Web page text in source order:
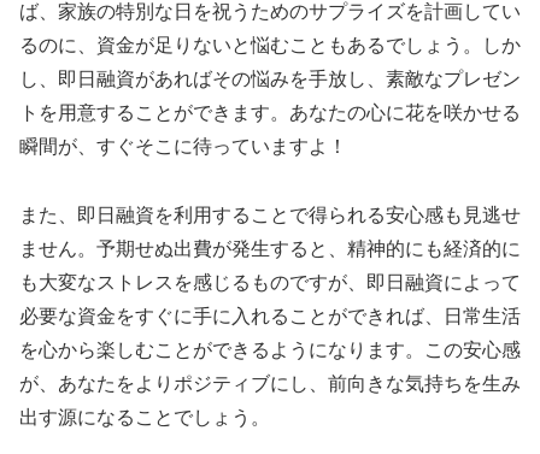
ば、家族の特別な日を祝うためのサプライズを計画してい
るのに、資金が足りないと悩むこともあるでしょう。しか
し、即日融資があればその悩みを手放し、素敵なプレゼン
トを用意することができます。あなたの心に花を咲かせる
瞬間が、すぐそこに待っていますよ！
また、即日融資を利用することで得られる安心感も見逃せ
ません。予期せぬ出費が発生すると、精神的にも経済的に
も大変なストレスを感じるものですが、即日融資によって
必要な資金をすぐに手に入れることができれば、日常生活
を心から楽しむことができるようになります。この安心感
が、あなたをよりポジティブにし、前向きな気持ちを生み
出す源になることでしょう。